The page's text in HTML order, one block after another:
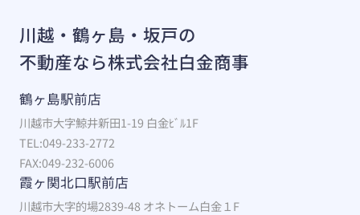
川越・鶴ヶ島・坂戸の
不動産なら株式会社白金商事
鶴ヶ島駅前店
川越市大字鯨井新田1-19 白金ﾋﾞﾙ1F
TEL:049-233-2772
FAX:049-232-6006
霞ヶ関北口駅前店
川越市大字的場2839-48 オネトーム白金１F